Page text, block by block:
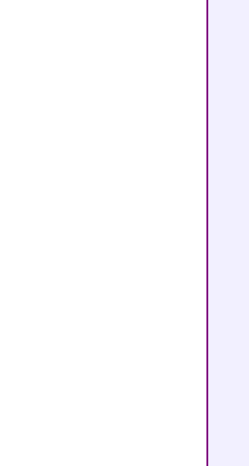
達員消滅＆ポストに不...
」を借りたのね
りはなしでしょう、、...